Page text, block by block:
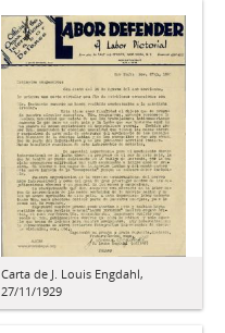
Carta de J. Louis Engdahl,
27/11/1929